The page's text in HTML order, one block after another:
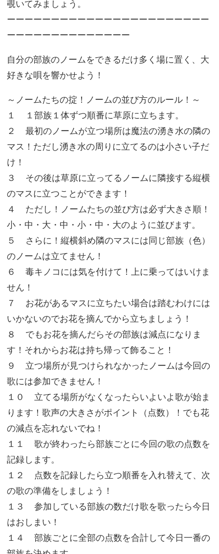
覗いてみましょう。
ーーーーーーーーーーーーーーーーーーーーーーー
ーーーーーーーーーーーーーー
自分の部族のノームをできるだけ多く場に置く、大
好きな唄を響かせよう！
～ノームたちの掟！ノームの並び方のルール！～
１ １部族１体ずつ順番に草原に立ちます。
２ 最初のノームが立つ場所は魔法の湧き水の隣の
マス！ただし湧き水の周りに立てるのは小さい子だ
け！
３ その後は草原に立ってるノームに隣接する縦横
のマスに立つことができます！
４ ただし！ノームたちの並び方は必ず大きさ順！
小・中・大・中・小・中・大のように並びます。
５ さらに！縦横斜め隣のマスには同じ部族（色）
のノームは立てません！
６ 毒キノコには気を付けて！上に乗ってはいけま
せん！
７ お花があるマスに立ちたい場合は踏むわけには
いかないのでお花を摘んでから立ちましょう！
８ でもお花を摘んだらその部族は減点になりま
す！それからお花は持ち帰って飾ること！
９ 立つ場所が見つけられなかったノームは今回の
歌には参加できません！
１０ 立てる場所がなくなったらいよいよ歌が始ま
ります！歌声の大きさがポイント（点数）！でも花
の減点を忘れないでね！
１１ 歌が終わったら部族ごとに今回の歌の点数を
記録します。
１２ 点数を記録したら立つ順番を入れ替えて、次
の歌の準備をしましょう！
１３ 参加している部族の数だけ歌を歌ったら今日
はおしまい！
１４ 部族ごとに全部の点数を合計して今日一番の